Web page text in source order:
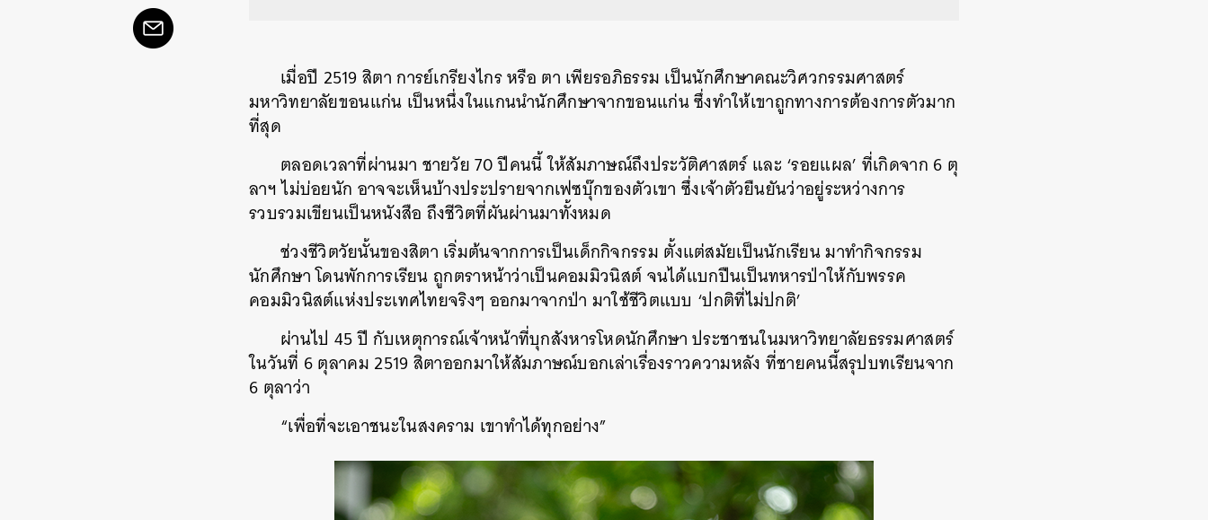
เมื่อปี 2519 สิตา การย์เกรียงไกร หรือ ตา เพียรอภิธรรม เป็นนักศึกษาคณะวิศวกรรมศาสตร์
มหาวิทยาลัยขอนแก่น เป็นหนึ่งในแกนนำนักศึกษาจากขอนแก่น ซึ่งทำให้เขาถูกทางการต้องการตัวมาก
ที่สุด
ตลอดเวลาที่ผ่านมา ชายวัย 70 ปีคนนี้ ให้สัมภาษณ์ถึงประวัติศาสตร์ และ ‘รอยแผล’ ที่เกิดจาก 6 ตุ
ลาฯ ไม่บ่อยนัก อาจจะเห็นบ้างประปรายจากเฟซบุ๊กของตัวเขา ซึ่งเจ้าตัวยืนยันว่าอยู่ระหว่างการ
รวบรวมเขียนเป็นหนังสือ ถึงชีวิตที่ผันผ่านมาทั้งหมด
ช่วงชีวิตวัยนั้นของสิตา เริ่มต้นจากการเป็นเด็กกิจกรรม ตั้งแต่สมัยเป็นนักเรียน มาทำกิจกรรม
นักศึกษา โดนพักการเรียน ถูกตราหน้าว่าเป็นคอมมิวนิสต์ จนได้แบกปืนเป็นทหารป่าให้กับพรรค
คอมมิวนิสต์แห่งประเทศไทยจริงๆ ออกมาจากป่า มาใช้ชีวิตแบบ ‘ปกติที่ไม่ปกติ’
ผ่านไป 45 ปี กับเหตุการณ์เจ้าหน้าที่บุกสังหารโหดนักศึกษา ประชาชนในมหาวิทยาลัยธรรมศาสตร์
ในวันที่ 6 ตุลาคม 2519 สิตาออกมาให้สัมภาษณ์บอกเล่าเรื่องราวความหลัง ที่ชายคนนี้สรุปบทเรียนจาก
6 ตุลาว่า
“เพื่อที่จะเอาชนะในสงคราม เขาทำได้ทุกอย่าง”